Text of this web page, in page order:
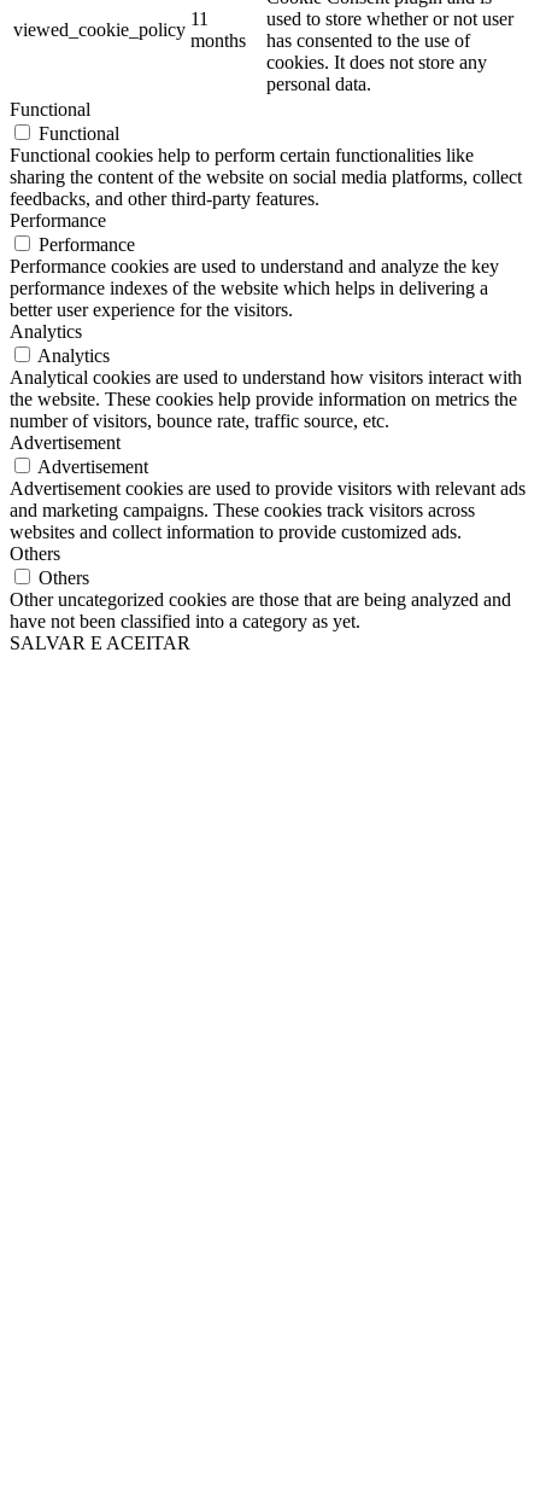
viewed_cookie_policy
11
months
used to store whether or not user
has consented to the use of
cookies. It does not store any
personal data.
Functional
Functional
Functional cookies help to perform certain functionalities like
sharing the content of the website on social media platforms, collect
feedbacks, and other third-party features.
Performance
Performance
Performance cookies are used to understand and analyze the key
performance indexes of the website which helps in delivering a
better user experience for the visitors.
Analytics
Analytics
Analytical cookies are used to understand how visitors interact with
the website. These cookies help provide information on metrics the
number of visitors, bounce rate, traffic source, etc.
Advertisement
Advertisement
Advertisement cookies are used to provide visitors with relevant ads
and marketing campaigns. These cookies track visitors across
websites and collect information to provide customized ads.
Others
Others
Other uncategorized cookies are those that are being analyzed and
have not been classified into a category as yet.
SALVAR E ACEITAR